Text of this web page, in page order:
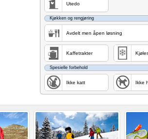
Utedo
Kjøkken og rengjøring
Avdelt men åpen løsning
Kaffetrakter
Spesielle forbehold
Ikke katt Ikke